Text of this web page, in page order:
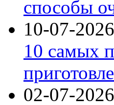
способы
10-07-2026
10 самых
02-07-2026